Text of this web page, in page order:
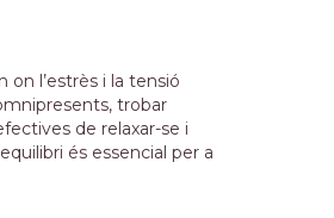
on l’estrès i la tensió
trobar
de relaxar-se i
és essencial per a